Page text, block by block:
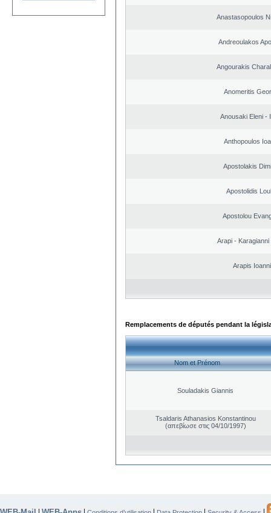
Anastasopoulos
Andreoulakos
Angourakis
Anomeritis
Anousaki Eleni -
Anthopoulos
Apostolakis
Apostolidis
Apostolou
Arapi - Karagianni
Arapis
Remplacements de députés pendant la
Nom et Prénom
Souladakis Giannis
Tsaldaris Athanasios Konstantinou
(απεβίωσε στις 04/10/1997)
| | | | |